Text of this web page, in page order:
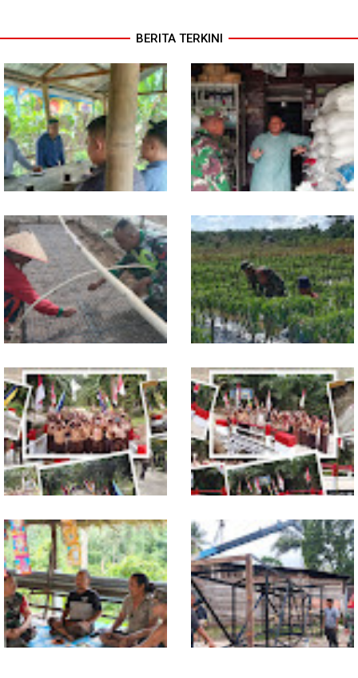
BERITA TERKINI
Jelang Seleksi Komcad, Plh.
Pasiter Kodim
0118/Subulussalam Bekali
Pemuda dengan Motivasi
Komsos dengan Pedagang,
Babinsa Rundeng Cek
Ketersediaan Pupuk bagi
Petani
Dukung Petani, Babinsa Turun
Langsung Semai Bibit
Semangka di Sikalondang
Babinsa Dampingi Petani
Rawat Cabai, Dukung
Ketahanan Pangan
Tuntas Dibangun, Jembatan
Garuda Perkuat Konektivitas
Teladan Baru–Kuala Kepeng
TNI dan Warga Tuntaskan
Jembatan Garuda, Akses
Ekonomi Kian Terbuka